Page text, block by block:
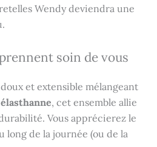
Wendy deviendra une
soin de vous
et extensible mélangeant
, cet ensemble allie
Vous apprécierez le
de la journée (ou de la